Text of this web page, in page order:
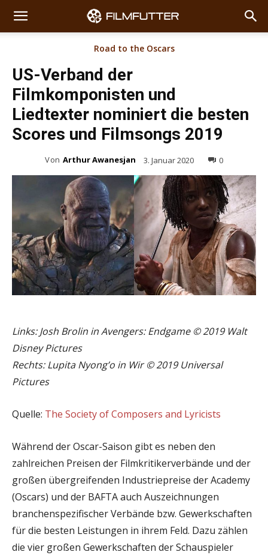
Road to the Oscars
US-Verband der
Filmkomponisten und
Liedtexter nominiert die besten
Scores und Filmsongs 2019
Von Arthur Awanesjan 3. Januar 2020 0
Links: Josh Brolin in Avengers: Endgame © 2019 Walt
Disney Pictures
Rechts: Lupita Nyong’o in Wir © 2019 Universal
Pictures
Quelle: The Society of Composers and Lyricists
Während der Oscar-Saison gibt es neben den
zahlreichen Preisen der Filmkritikerverbände und der
großen übergreifenden Industriepreise der Academy
(Oscars) und der BAFTA auch Auszeichnungen
branchenspezifischer Verbände bzw. Gewerkschaften
für die besten Leistungen in ihrem Feld. Dazu zählen
die vier großen Gewerkschaften der Schauspieler